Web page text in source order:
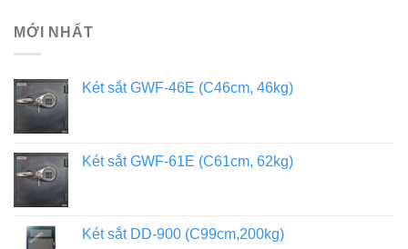
MỚI NHẤT
Két sắt GWF-46E (C46cm, 46kg)
Két sắt GWF-61E (C61cm, 62kg)
Két sắt DD-900 (C99cm,200kg)